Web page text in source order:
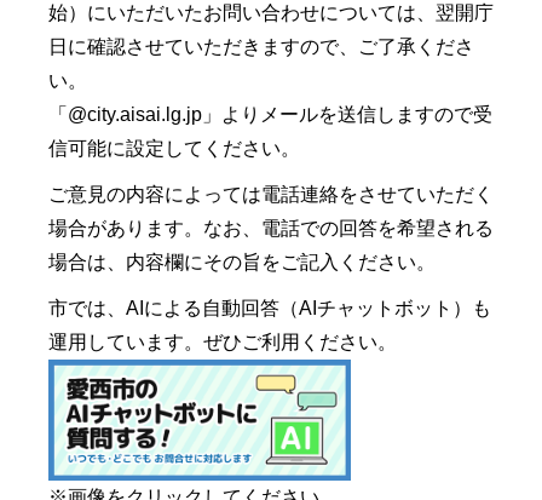
始）にいただいたお問い合わせについては、翌開庁
日に確認させていただきますので、ご了承くださ
い。
「@city.aisai.lg.jp」よりメールを送信しますので受
信可能に設定してください。
ご意見の内容によっては電話連絡をさせていただく
場合があります。なお、電話での回答を希望される
場合は、内容欄にその旨をご記入ください。
市では、AIによる自動回答（AIチャットボット）も
運用しています。ぜひご利用ください。